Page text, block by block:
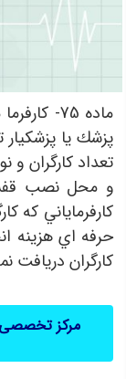
ماده
پزشك يا
تعداد كارگران و
و محل نصب
كارفرماياني كه
كارگران دريافت
مرکز تخصصی